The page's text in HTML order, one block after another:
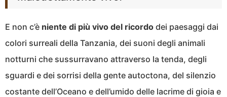
E non c’è niente di più vivo del ricordo dei paesaggi dai
colori surreali della Tanzania, dei suoni degli animali
notturni che sussurravano attraverso la tenda, degli
sguardi e dei sorrisi della gente autoctona, del silenzio
costante dell’Oceano e dell’umido delle lacrime di gioia e